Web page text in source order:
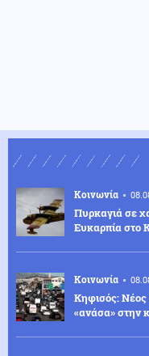
Κοινωνία
Πυρκαγιά σε
Ευκαρπία στο
Κοινωνία
Κηφισός: Νέος
«ανάσα» στην